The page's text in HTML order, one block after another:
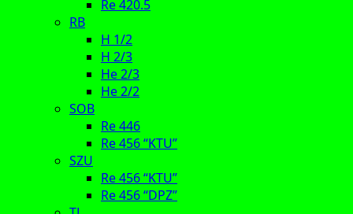
Re 420.5
RB
H 1/2
H 2/3
He 2/3
He 2/2
SOB
Re 446
Re 456 “KTU”
SZU
Re 456 “KTU”
Re 456 “DPZ”